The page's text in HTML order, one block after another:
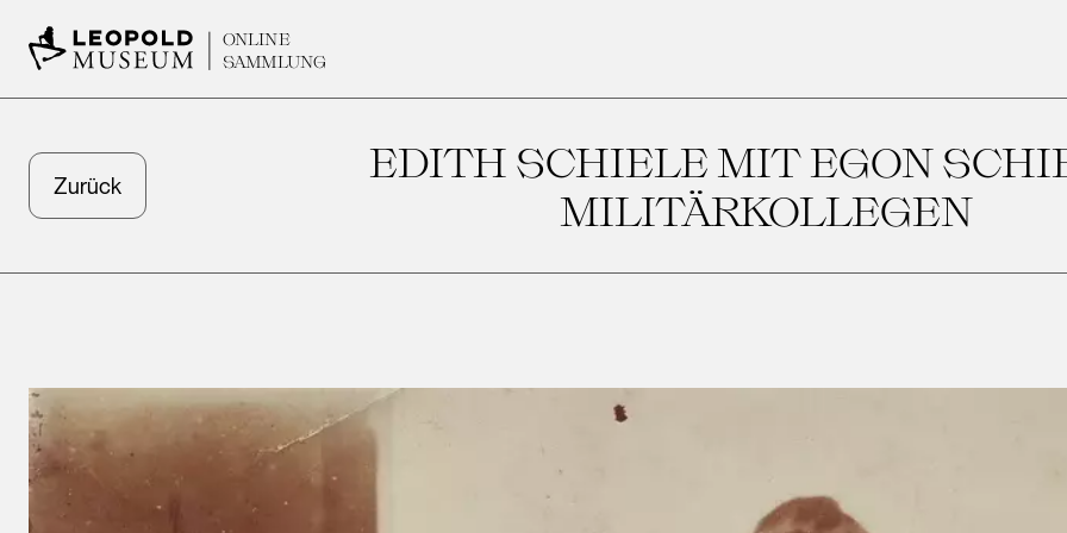
ONLINE
SAMMLUNG
Zurück
EDITH SCHIELE MIT EGON
MILITÄRKOLLEGEN